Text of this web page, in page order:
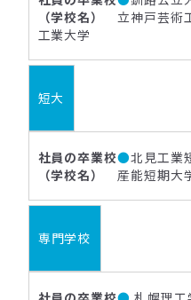
立神戸芸術
工業大学
短大
●北見工業
産能短期大
専門学校